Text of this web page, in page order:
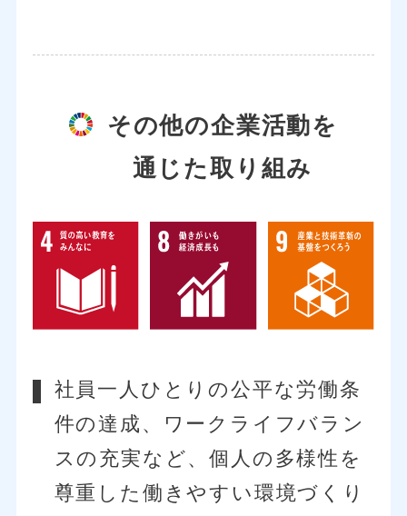
その他の企業活動を
通じた取り組み
社員一人ひとりの公平な労働条
件の達成、ワークライフバラン
スの充実など、個人の多様性を
尊重した働きやすい環境づくり